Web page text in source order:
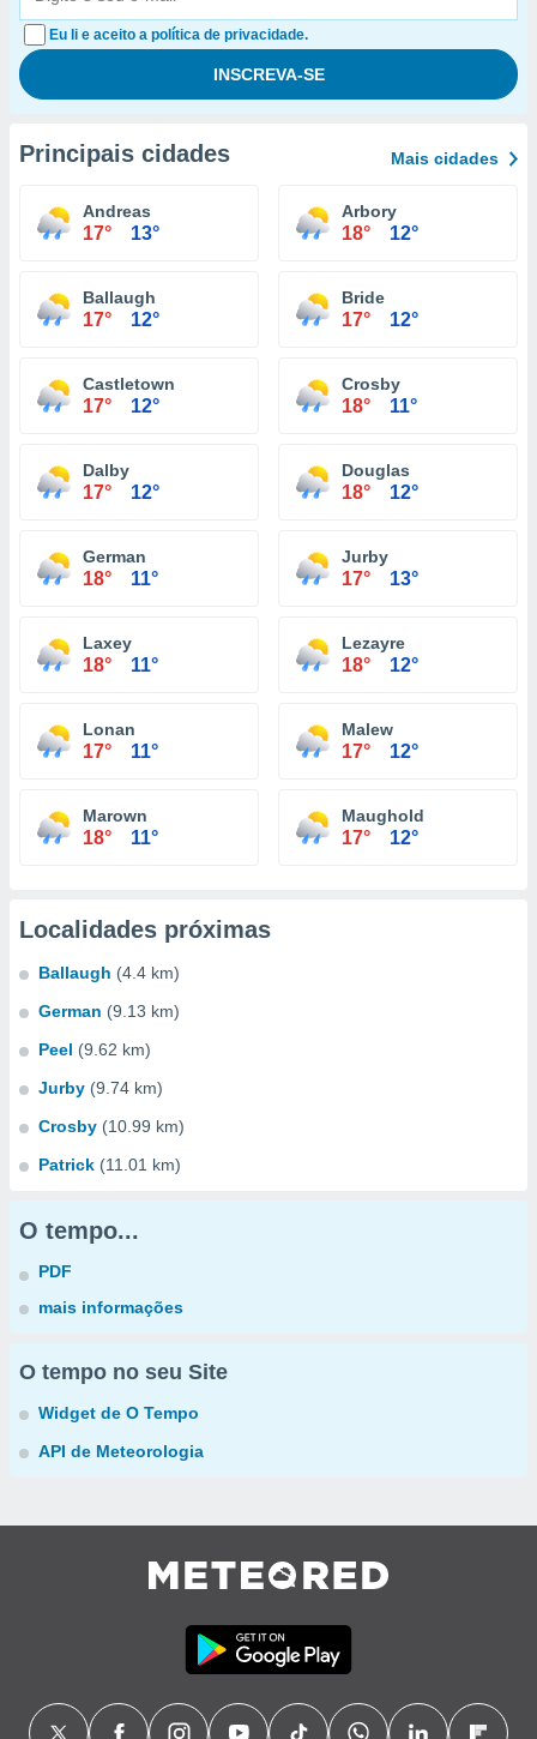
Eu li e aceito a política de privacidade.
Principais cidades Mais cidades
Andreas
17° 13°
Arbory
18° 12°
Ballaugh
17° 12°
Bride
17° 12°
Castletown
17° 12°
Crosby
18° 11°
Dalby
17° 12°
Douglas
18° 12°
German
18° 11°
Jurby
17° 13°
Laxey
18° 11°
Lezayre
18° 12°
Lonan
17° 11°
Malew
17° 12°
Marown
18° 11°
Maughold
17° 12°
Localidades próximas
Ballaugh (4.4 km)
German (9.13 km)
Peel (9.62 km)
Jurby (9.74 km)
Crosby (10.99 km)
Patrick (11.01 km)
O tempo...
PDF
mais informações
O tempo no seu Site
Widget de O Tempo
API de Meteorologia